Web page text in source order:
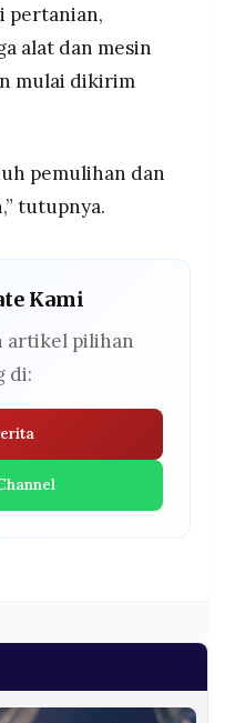
pertanian,
alat dan mesin
mulai dikirim
pemulihan dan
tutupnya.
Kami
artikel pilihan
di: